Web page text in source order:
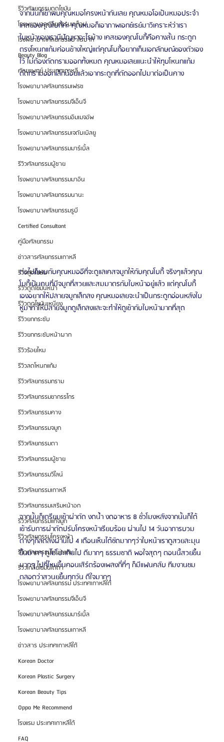
รีวิวศัลยกรรมดูดไขมัน
โรงพยาบาลศัลยกรรมเอท็อป
โรงพยาบาลศัลยกรรมบาโนบากิ
Beauty Blog
ศัลยแพทย์ ประเทศเกาหลี
โรงพยาบาลศัลยกรรมเฟรช
โรงพยาบาลศัลยกรรมจีเอ็นจี
โรงพยาบาลศัลยกรรมอิมเมจอัพ
โรงพยาบาลศัลยกรรมเจดับเบิลยู
โรงพยาบาลศัลยกรรมมาร์เบิ้ล
รีวิวศัลยกรรมผู้ชาย
โรงพยาบาลศัลยกรรมมาอิน
โรงพยาบาลศัลยกรรมนานะ
โรงพยาบาลศัลยกรรมรูบี
Certified Consultant
คู่มือศัลยกรรม
ข่าวสารศัลยกรรมเกาหลี
รีวิวดูดไขมัน
รีวิวดูดไขมันหน้า
รีวิวดูดไขมันเหนียง
รีวิวยกกระชับ
รีวิวยกกระชับหน้าผาก
รีวิวร้อยไหม
รีวิวลดโหนกแก้ม
รีวิวศัลยกรรมกราม
รีวิวศัลยกรรมขากรรไกร
รีวิวศัลยกรรมคาง
รีวิวศัลยกรรมจมูก
รีวิวศัลยกรรมตา
รีวิวศัลยกรรมผู้ชาย
รีวิวศัลยกรรมวีไลน์
รีวิวศัลยกรรมเกาหลี
รีวิวศัลยกรรมเสริมหน้าอก
รีวิวศัลยกรรมแก้จมูก
รีวิวศัลยกรรมโครงหน้า
รีวิวศัลยกรรมโหนกแก้ม
รีวิวเกลี่ยไขมันใต้ตา
โรงพยาบาลศัลยกรรม ประเทศเกาหลีใต้
โรงพยาบาลศัลยกรรมจีเอ็นจี
โรงพยาบาลศัลยกรรมมาร์เบิ้ล
โรงพยาบาลศัลยกรรมเกาหลี
ข่าวสาร ประเทศเกาหลีใต้
Korean Doctor
Korean Plastic Surgery
Korean Beauty Tips
Oppa Me Recommend
โรงแรม ประเทศเกาหลีใต้
FAQ
จากนั้นก็เข้าพบคุณหมอโครงหน้ากันเลย คุณหมอโอเป้นหมอประจำ
เคสของคุณโบกี้ค่ะ คุณหมอก็เอาภาพเอกซ์เรย์มาวิเคราะห์ว่าเรา
ใบหน้าของเรามีปัญหาอะไรบ้าง เคสของคุณโบกี้คือคางสั้น กระดูก
ตรงโหนกแก้มค่อนข้างใหญ่แต่คุณโบกี้อยากเก็นเอกลักษณ์ของตัวเอง
ไว้ ไม่ต้องตัดกรามออกทั้งหมด คุณหมอเลยแนะนำให้ทุบโหนกแก้ม
ตัดกรามออกเล็กน้อยแล้วเอากระดูกที่ตัดออกไปมาต่อเป็นคาง
ต่อไปก็พบกับคุณหมออีที่จะดูแลเคสจมูกให้กับคุณโบกี้ จริงๆแล้วคุณ
โบกี้เป้นคนที่มีจมูกที่สวยและสมมาตรกับใบหน้าอยู่แล้ว แต่คุณโบกี้
เองอยากให้ปลายจมูกเล็กลง คุณหมอเลยจะนำเป็นกระดูกอ่อนหลังใบ
หูมาทำให้ปลายจมูกดูเล็กลงและจะทำให้ดูเข้ากับใบหน้ามากที่สุด
จากนั้นก็เตรียมเข้าผ่าตัด งดน้ำ งดอาหาร 8 ชั่วโมงหลังจากนั้นก็ได้
เข้ารับการผ่าตัดปรับโครงหน้าเรียบร้อย ผ่านไป 14 วันอาการบวม
ต่างๆก็ลดลงผ่านไป 4 เดือนเห็นได้ชัดมากๆว่าใบหน้าเราดูสวยละมุน
ขึ้นมากๆ ดูไม่โป๊ะเกินไป ดีมากๆ ธรรมชาติ พอใจสุดๆ ตอนนี้สวยขึ้น
มากๆ ไปที่ไหนขึ้นคอนเสิร์ตร้องเพลงกี่ที่ๆ ก็มีแฟนคลับ ทีมงานชม
ตลอดว่าสวนยขึ้นทุกวัน ดีใจมากๆ